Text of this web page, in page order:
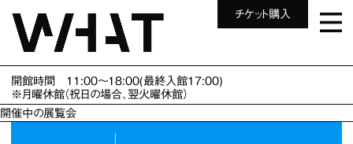
チケット購入
開館時間 11:00～18:00(最終入館17:00)
※月曜休館（祝日の場合、翌火曜休館）
開催中の展覧会